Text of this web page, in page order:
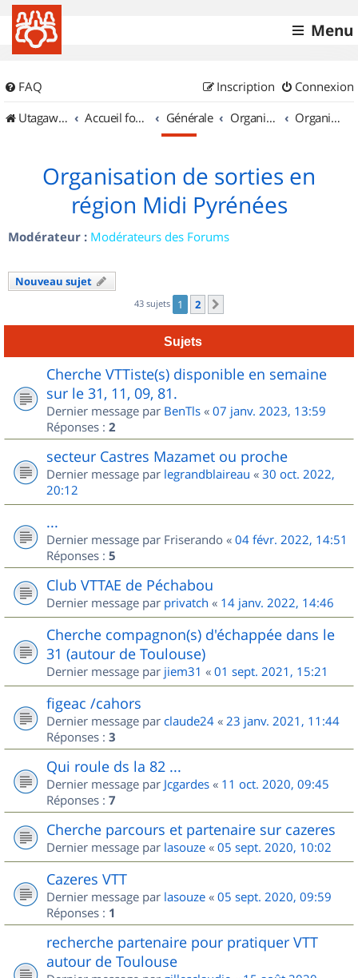
Menu
FAQ Connexion
Inscription
UtagawaVTT (Randos VTT et VTTAE avec traces GPS)
Accueil forum Générale Organisation de sorties & Recherche de partenaires Organisation de sorties en région Midi Pyrénées
Organisation de sorties en
région Midi Pyrénées
Modérateur : Modérateurs des Forums
Nouveau sujet
43 sujets 1 2
Sujets
Cherche VTTiste(s) disponible en semaine
sur le 31, 11, 09, 81.
Dernier message par BenTls « 07 janv. 2023, 13:59
Réponses : 2
secteur Castres Mazamet ou proche
Dernier message par legrandblaireau « 30 oct. 2022,
20:12
...
Dernier message par Friserando « 04 févr. 2022, 14:51
Réponses : 5
Club VTTAE de Péchabou
Dernier message par privatch « 14 janv. 2022, 14:46
Cherche compagnon(s) d'échappée dans le
31 (autour de Toulouse)
Dernier message par jiem31 « 01 sept. 2021, 15:21
figeac /cahors
Dernier message par claude24 « 23 janv. 2021, 11:44
Réponses : 3
Qui roule ds la 82 ...
Dernier message par Jcgardes « 11 oct. 2020, 09:45
Réponses : 7
Cherche parcours et partenaire sur cazeres
Dernier message par lasouze « 05 sept. 2020, 10:02
Cazeres VTT
Dernier message par lasouze « 05 sept. 2020, 09:59
Réponses : 1
recherche partenaire pour pratiquer VTT
autour de Toulouse